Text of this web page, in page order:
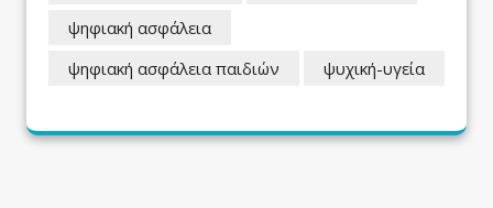
ψηφιακή ασφάλεια
ψηφιακή ασφάλεια παιδιών
ψυχική-υγεία